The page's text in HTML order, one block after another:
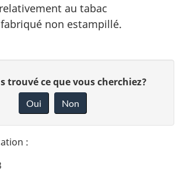
au tabac
non estampillé.
trouvé ce que vous cherchiez?
Oui Non